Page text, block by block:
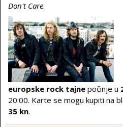
Don't Care.
europske rock tajne počinje u
20:00. Karte se mogu kupiti na
35 kn.